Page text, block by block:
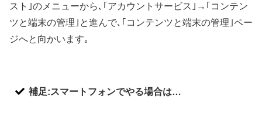
スト｣のメニューから､｢アカウントサービス｣→｢コンテン
ツと端末の管理｣と進んで､｢コンテンツと端末の管理｣ペー
ジへと向かいます｡
補足:スマートフォンでやる場合は…